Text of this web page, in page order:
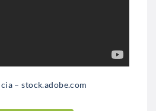
– stock.adobe.com